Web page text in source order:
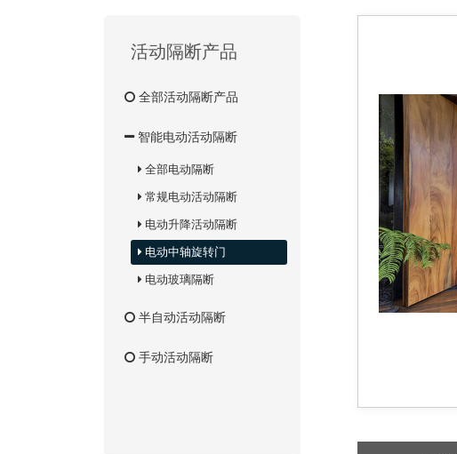
活动隔断产品
全部活动隔断产品
智能电动活动隔断
全部电动隔断
常规电动活动隔断
电动升降活动隔断
电动中轴旋转门
电动玻璃隔断
半自动活动隔断
手动活动隔断